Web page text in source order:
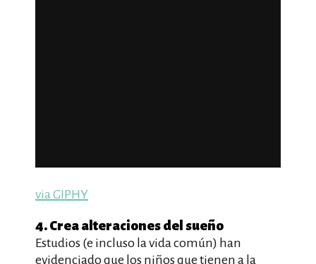
via GIPHY
4. Crea alteraciones del sueño
Estudios (e incluso la vida común) han
evidenciado que los niños que tienen a la